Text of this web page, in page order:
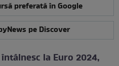
preferată în Google
pe Discover
la Euro 2024,